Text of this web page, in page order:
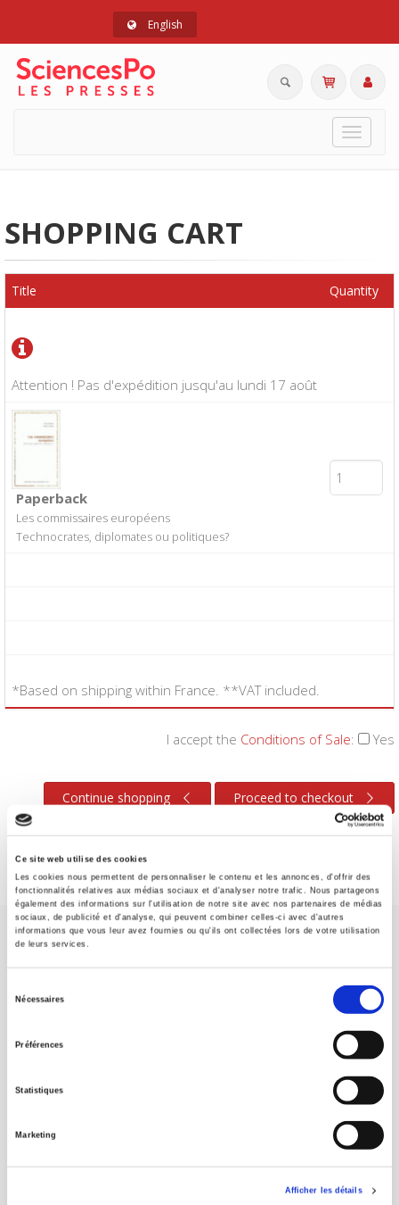
Ce site web utilise des cookies
Les cookies nous permettent de personnaliser le contenu et les annonces, d'offrir des
fonctionnalités relatives aux médias sociaux et d'analyser notre trafic. Nous partageons
également des informations sur l'utilisation de notre site avec nos partenaires de médias
sociaux, de publicité et d'analyse, qui peuvent combiner celles-ci avec d'autres
informations que vous leur avez fournies ou qu'ils ont collectées lors de votre utilisation
de leurs services.
Nécessaires
Préférences
Statistiques
Marketing
Afficher les détails
English
Toggle
SHOPPING CART
Attention ! Pas d'expédition jusqu'au lundi 17 août
Title Quantity
Paperback
Les commissaires européens
Technocrates, diplomates ou politiques?
*Based on shipping within France. **VAT included.
I accept the Conditions of Sale: Yes
Continue shopping Proceed to checkout
SCIENCES PO UNIVERSITY PRESS has a threefold role: to publish
original research, to edit reference works for student use, and to
help public and political debate.
FOREIGN RIGHTS
FOR BOOKSHOPS